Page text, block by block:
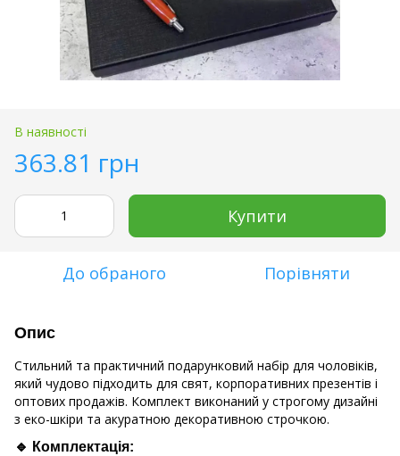
В наявності
363.81 грн
Купити
До обраного Порівняти
Опис
Стильний та практичний подарунковий набір для чоловіків,
який чудово підходить для свят, корпоративних презентів і
оптових продажів. Комплект виконаний у строгому дизайні
з еко-шкіри та акуратною декоративною строчкою.
🔹 Комплектація: